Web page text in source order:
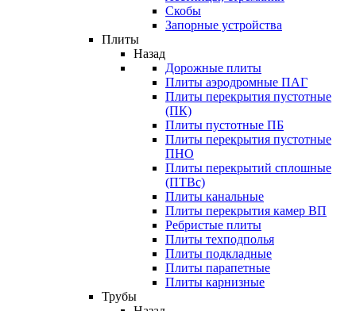
Скобы
Запорные устройства
Плиты
Назад
Дорожные плиты
Плиты аэродромные ПАГ
Плиты перекрытия пустотные
(ПК)
Плиты пустотные ПБ
Плиты перекрытия пустотные
ПНО
Плиты перекрытий сплошные
(ПТВс)
Плиты канальные
Плиты перекрытия камер ВП
Ребристые плиты
Плиты техподполья
Плиты подкладные
Плиты парапетные
Плиты карнизные
Трубы